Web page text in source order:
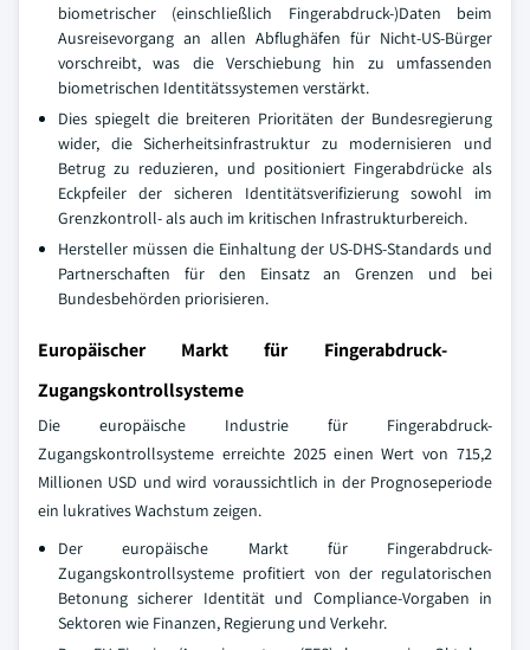
biometrischer (einschließlich Fingerabdruck-)Daten beim
Ausreisevorgang an allen Abflughäfen für Nicht-US-Bürger
vorschreibt, was die Verschiebung hin zu umfassenden
biometrischen Identitätssystemen verstärkt.
Dies spiegelt die breiteren Prioritäten der Bundesregierung
wider, die Sicherheitsinfrastruktur zu modernisieren und
Betrug zu reduzieren, und positioniert Fingerabdrücke als
Eckpfeiler der sicheren Identitätsverifizierung sowohl im
Grenzkontroll- als auch im kritischen Infrastrukturbereich.
Hersteller müssen die Einhaltung der US-DHS-Standards und
Partnerschaften für den Einsatz an Grenzen und bei
Bundesbehörden priorisieren.
Europäischer Markt für Fingerabdruck-
Zugangskontrollsysteme
Die europäische Industrie für Fingerabdruck-
Zugangskontrollsysteme erreichte 2025 einen Wert von 715,2
Millionen USD und wird voraussichtlich in der Prognoseperiode
ein lukratives Wachstum zeigen.
Der europäische Markt für Fingerabdruck-
Zugangskontrollsysteme profitiert von der regulatorischen
Betonung sicherer Identität und Compliance-Vorgaben in
Sektoren wie Finanzen, Regierung und Verkehr.